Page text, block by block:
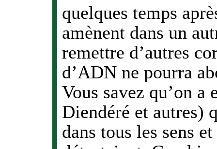
quelques temps
amènent dans un
remettre d’autres
d’ADN ne pourra
Vous savez qu’on
Diendéré et autres)
dans tous les sens